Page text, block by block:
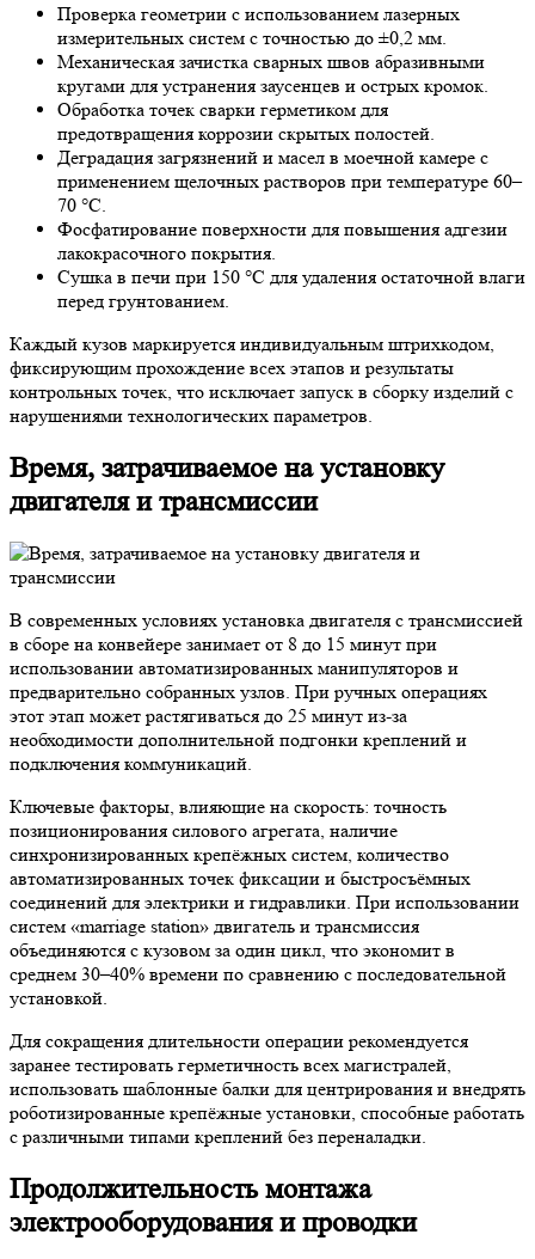
Проверка геометрии с использованием лазерных
измерительных систем с точностью до ±0,2 мм.
Механическая зачистка сварных швов абразивными
кругами для устранения заусенцев и острых кромок.
Обработка точек сварки герметиком для
предотвращения коррозии скрытых полостей.
Деградация загрязнений и масел в моечной камере с
применением щелочных растворов при температуре 60–
70 °C.
Фосфатирование поверхности для повышения адгезии
лакокрасочного покрытия.
Сушка в печи при 150 °C для удаления остаточной влаги
перед грунтованием.
Каждый кузов маркируется индивидуальным штрихкодом,
фиксирующим прохождение всех этапов и результаты
контрольных точек, что исключает запуск в сборку изделий с
нарушениями технологических параметров.
Время, затрачиваемое на установку
двигателя и трансмиссии
В современных условиях установка двигателя с трансмиссией
в сборе на конвейере занимает от 8 до 15 минут при
использовании автоматизированных манипуляторов и
предварительно собранных узлов. При ручных операциях
этот этап может растягиваться до 25 минут из-за
необходимости дополнительной подгонки креплений и
подключения коммуникаций.
Ключевые факторы, влияющие на скорость: точность
позиционирования силового агрегата, наличие
синхронизированных крепёжных систем, количество
автоматизированных точек фиксации и быстросъёмных
соединений для электрики и гидравлики. При использовании
систем «marriage station» двигатель и трансмиссия
объединяются с кузовом за один цикл, что экономит в
среднем 30–40% времени по сравнению с последовательной
установкой.
Для сокращения длительности операции рекомендуется
заранее тестировать герметичность всех магистралей,
использовать шаблонные балки для центрирования и внедрять
роботизированные крепёжные установки, способные работать
с различными типами креплений без переналадки.
Продолжительность монтажа
электрооборудования и проводки